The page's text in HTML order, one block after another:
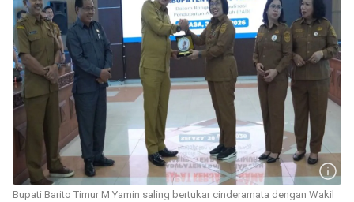
Bupati Barito Timur M Yamin saling bertukar cinderamata dengan Wakil